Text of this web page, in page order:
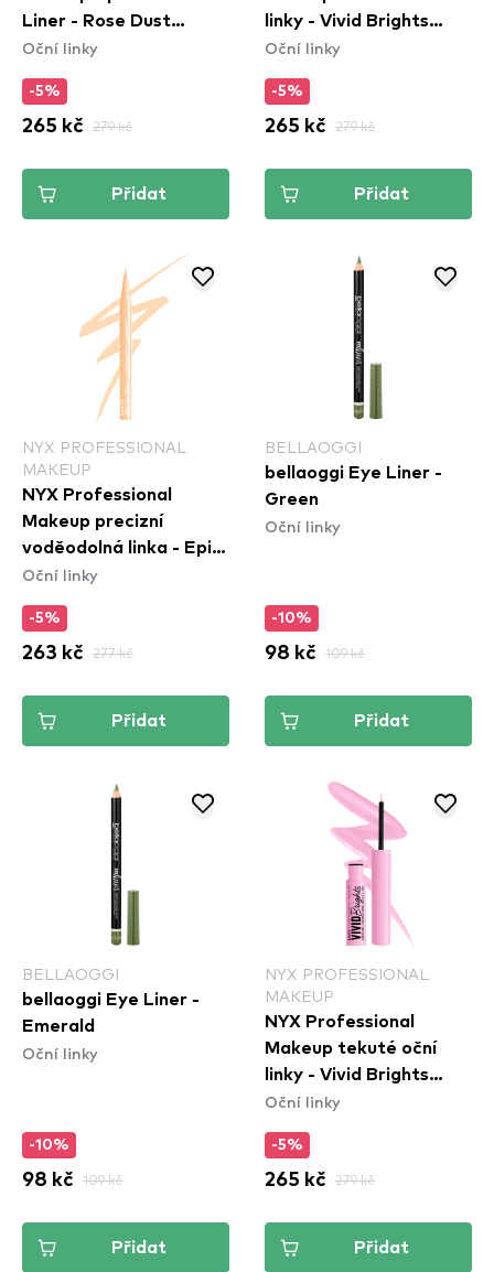
Liner - Rose Dust
(ESL04)
Oční linky
-5%
265 kč 279 kč
Přidat
linky - Vivid Brights
Colored Liquid Eyeliner
(VBLL08)
Oční linky
-5%
265 kč 279 kč
Přidat
NYX PROFESSIONAL
MAKEUP
NYX Professional
Makeup precizní
voděodolná linka - Epic
Ink Waterproof Liner -
Oční linky
-5%
263 kč 277 kč
Přidat
BELLAOGGI
bellaoggi Eye Liner -
Green
Oční linky
-10%
98 kč 109 kč
Přidat
BELLAOGGI
bellaoggi Eye Liner -
Emerald
Oční linky
-10%
98 kč 109 kč
Přidat
NYX PROFESSIONAL
MAKEUP
NYX Professional
Makeup tekuté oční
linky - Vivid Brights
Colored Liquid Eyeliner
Oční linky
-5%
265 kč 279 kč
Přidat